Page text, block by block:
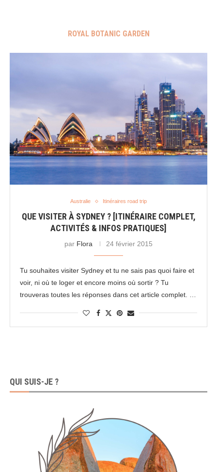
ROYAL BOTANIC GARDEN
Australie Itinéraires road trip
QUE VISITER À SYDNEY ? [ITINÉRAIRE COMPLET,
ACTIVITÉS & INFOS PRATIQUES]
par Flora 24 février 2015
Tu souhaites visiter Sydney et tu ne sais pas quoi faire et
voir, ni où te loger et encore moins où sortir ? Tu
trouveras toutes les réponses dans cet article complet. …
QUI SUIS-JE ?